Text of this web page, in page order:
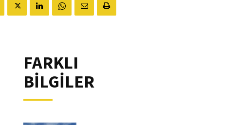
FARKLI
BİLGİLER